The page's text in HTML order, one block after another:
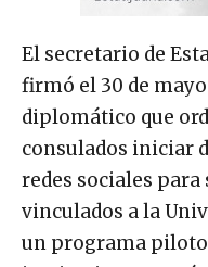
El secretario de
firmó el 30 de
diplomático que
consulados iniciar
redes sociales
vinculados a la
un programa piloto